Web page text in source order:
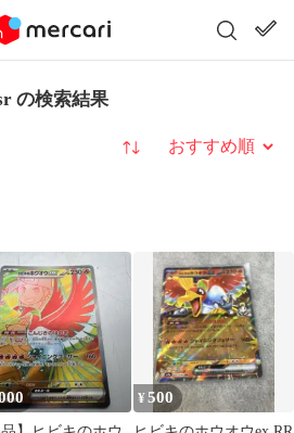
の検索結果
並び替え
¥500